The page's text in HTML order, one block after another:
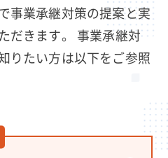
事業承継対策の提案と実
だきます。 事業承継対
りたい方は以下をご参照